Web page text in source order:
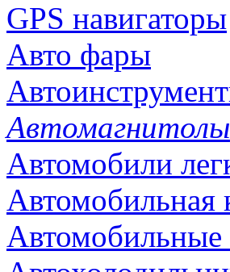
GPS навигаторы
Авто фары
Автомагнитолы
Автомобили
Автомобильная